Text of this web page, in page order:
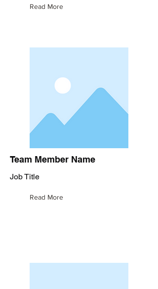
Read More
Team Member Name
Job Title
Read More